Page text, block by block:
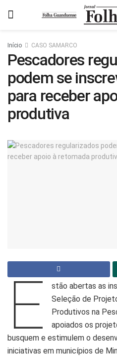
Início CASO SAMARCO
Pescadores
podem se
para receber
produtiva
E
stão abertas as
Seleção de
Produtivos na
apoiados os
busquem e estimulem o
iniciativas em municípios de